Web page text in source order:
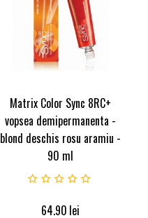
Matrix Color Sync 8RC+
vopsea demipermanenta -
blond deschis rosu aramiu -
90 ml
64.90 lei